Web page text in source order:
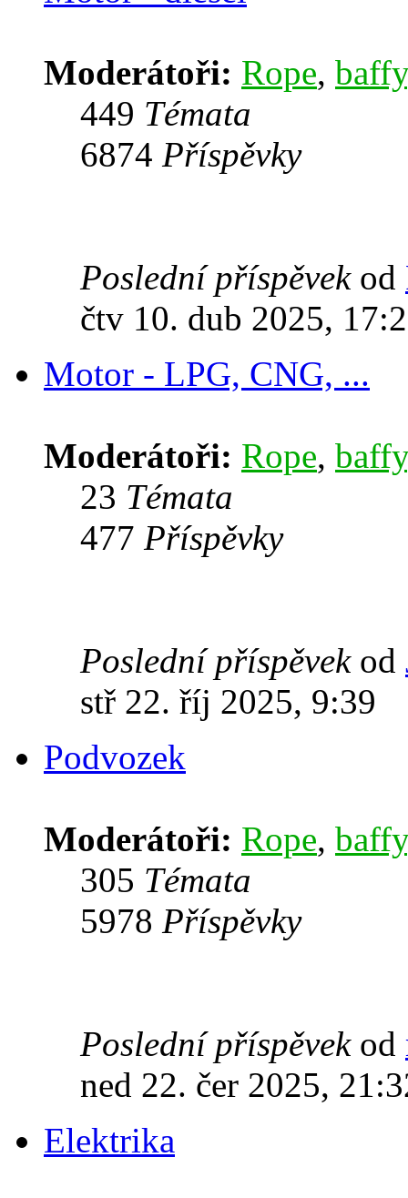
Moderátoři: Rope, baffy
449 Témata
6874 Příspěvky
Poslední příspěvekod
čtv 10. dub 2025,
Motor - LPG, CNG, ...
Moderátoři: Rope, baffy
23 Témata
477 Příspěvky
Poslední příspěvekod
stř 22. říj 2025, 9:39
Podvozek
Moderátoři: Rope, baffy
305 Témata
5978 Příspěvky
Poslední příspěvekod
ned 22. čer 2025,
Elektrika